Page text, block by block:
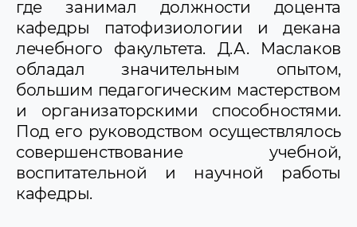
где занимал должности доцента
кафедры патофизиологии и декана
лечебного факультета. Д.А. Маслаков
обладал значительным опытом,
большим педагогическим мастерством
и организаторскими способностями.
Под его руководством осуществлялось
совершенствование учебной,
воспитательной и научной работы
кафедры.